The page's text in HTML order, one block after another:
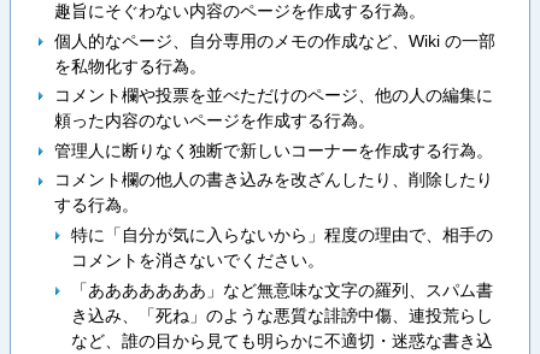
趣旨にそぐわない内容のページを作成する行為。
個人的なページ、自分専用のメモの作成など、Wiki の一部
を私物化する行為。
コメント欄や投票を並べただけのページ、他の人の編集に
頼った内容のないページを作成する行為。
管理人に断りなく独断で新しいコーナーを作成する行為。
コメント欄の他人の書き込みを改ざんしたり、削除したり
する行為。
特に「自分が気に入らないから」程度の理由で、相手の
コメントを消さないでください。
「あああああああ」など無意味な文字の羅列、スパム書
き込み、「死ね」のような悪質な誹謗中傷、連投荒らし
など、誰の目から見ても明らかに不適切・迷惑な書き込